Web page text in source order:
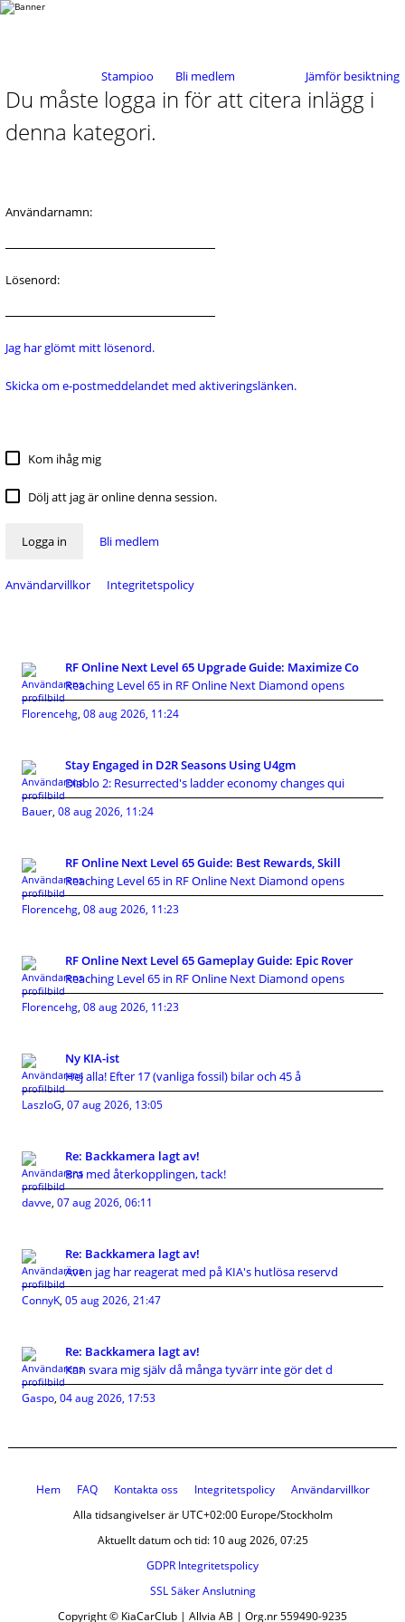
Stampioo Bli medlem Jämför besiktning
Du måste logga in för att citera inlägg i
denna kategori.
Användarnamn:
Lösenord:
Jag har glömt mitt lösenord.
Skicka om e-postmeddelandet med aktiveringslänken.
Kom ihåg mig
Dölj att jag är online denna session.
Logga in Bli medlem
Användarvillkor Integritetspolicy
RF Online Next Level 65 Upgrade Guide: Maximize Co
Reaching Level 65 in RF Online Next Diamond opens
Florencehg, 08 aug 2026, 11:24
Stay Engaged in D2R Seasons Using U4gm
Diablo 2: Resurrected's ladder economy changes qui
Bauer, 08 aug 2026, 11:24
RF Online Next Level 65 Guide: Best Rewards, Skill
Reaching Level 65 in RF Online Next Diamond opens
Florencehg, 08 aug 2026, 11:23
RF Online Next Level 65 Gameplay Guide: Epic Rover
Reaching Level 65 in RF Online Next Diamond opens
Florencehg, 08 aug 2026, 11:23
Ny KIA-ist
Hej alla! Efter 17 (vanliga fossil) bilar och 45 å
LaszloG, 07 aug 2026, 13:05
Re: Backkamera lagt av!
Bra med återkopplingen, tack!
davve, 07 aug 2026, 06:11
Re: Backkamera lagt av!
Även jag har reagerat med på KIA's hutlösa reservd
ConnyK, 05 aug 2026, 21:47
Re: Backkamera lagt av!
Kan svara mig själv då många tyvärr inte gör det d
Gaspo, 04 aug 2026, 17:53
Hem FAQ Kontakta oss Integritetspolicy
Användarvillkor
Alla tidsangivelser är UTC+02:00 Europe/Stockholm
Aktuellt datum och tid: 10 aug 2026, 07:25
GDPR Integritetspolicy
SSL Säker Anslutning
Copyright © KiaCarClub | Allvia AB | Org.nr 559490-9235